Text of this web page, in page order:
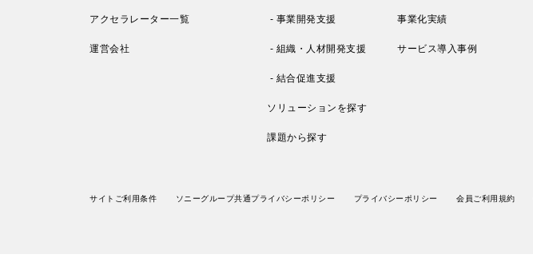
アクセラレーター一覧
運営会社
- 事業開発支援
- 組織・人材開発支援
- 結合促進支援
ソリューションを探す
課題から探す
事業化実績
サービス導入事例
サイトご利用条件 ソニーグループ共通プライバシーポリシー プライバシーポリシー 会員ご利用規約